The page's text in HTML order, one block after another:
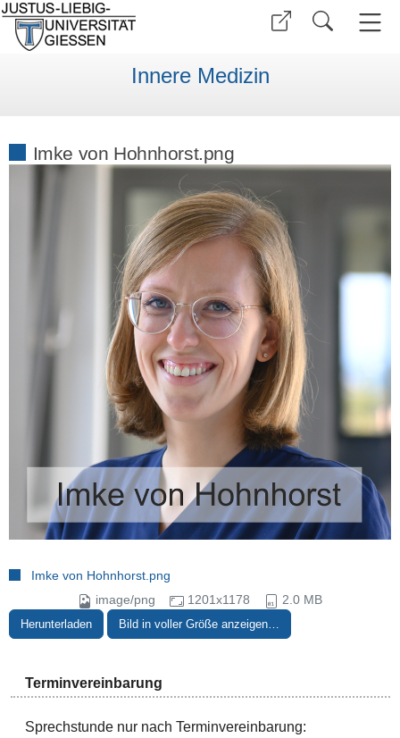
Innere Medizin
Imke von Hohnhorst.png
Imke von Hohnhorst.png
image/png
1201x1178 2.0 MB
Herunterladen Bild in voller Größe anzeigen…
Terminvereinbarung
Sprechstunde nur nach Terminvereinbarung: